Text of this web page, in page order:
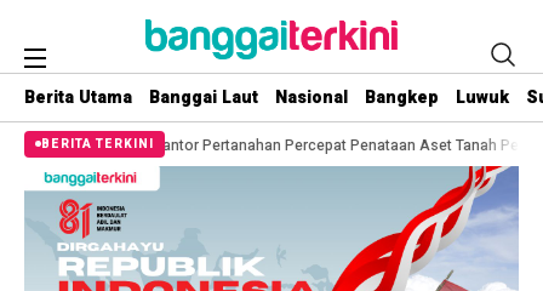
Berita Utama Banggai Laut Nasional Bangkep Luwuk
BERITA TERKINI
Percepat Penataan Aset Tanah Pemda Mantap! Berikan